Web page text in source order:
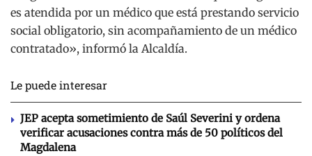
es atendida por un médico que está prestando servicio
social obligatorio, sin acompañamiento de un médico
contratado», informó la Alcaldía.
Le puede interesar
JEP acepta sometimiento de Saúl Severini y ordena
verificar acusaciones contra más de 50 políticos del
Magdalena